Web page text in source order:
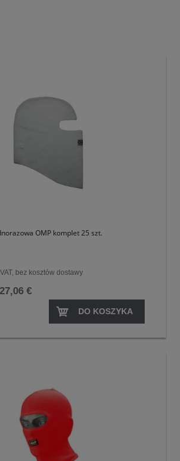
OMP komplet 25 szt.
bez kosztów dostawy
27,06 €
DO KOSZYKA